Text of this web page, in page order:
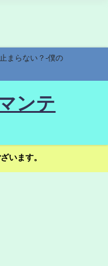
まらない？-僕の
ンテ
います。